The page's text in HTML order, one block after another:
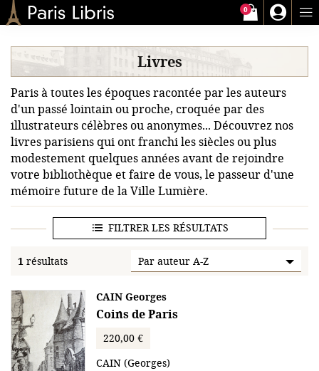
Paris-Libris
0
Livres
Paris à toutes les époques racontée par les auteurs
d'un passé lointain ou proche, croquée par des
illustrateurs célèbres ou anonymes... Découvrez nos
livres parisiens qui ont franchi les siècles ou plus
modestement quelques années avant de rejoindre
votre bibliothèque et faire de vous, le passeur d'une
mémoire future de la Ville Lumière.
FILTRER LES RÉSULTATS
1 résultats
CAIN Georges
Coins de Paris
220,00 €
CAIN (Georges)